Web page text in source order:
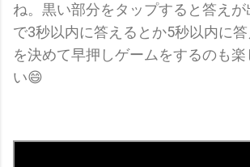
ね。黒い部分をタップすると答え
で3秒以内に答えるとか5秒以内に
を決めて早押しゲームをするのも
い😄